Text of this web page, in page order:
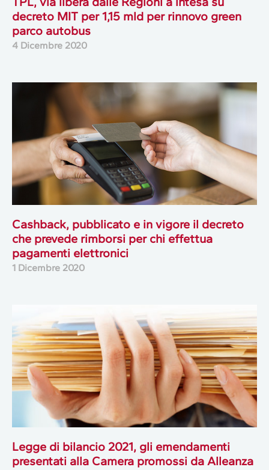
decreto MIT per 1,15 mld per rinnovo green
parco autobus
4 Dicembre 2020
Cashback, pubblicato e in vigore il decreto
che prevede rimborsi per chi effettua
pagamenti elettronici
1 Dicembre 2020
Legge di bilancio 2021, gli emendamenti
presentati alla Camera promossi da Alleanza